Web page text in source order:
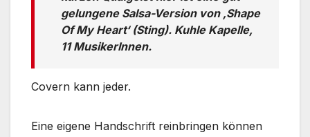
gelungene Salsa-Version von ‚Shape
Of My Heart‘ (Sting). Kuhle Kapelle,
11 MusikerInnen.
Covern kann jeder.
Eine eigene Handschrift reinbringen können